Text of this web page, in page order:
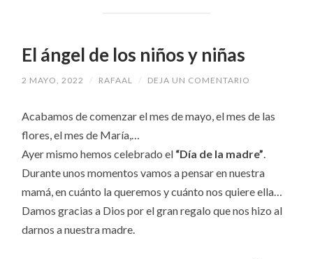
El ángel de los niños y niñas
2 MAYO, 2022 / RAFAAL / DEJA UN COMENTARIO
Acabamos de comenzar el mes de mayo, el mes de las
flores, el mes de María,…
Ayer mismo hemos celebrado el “Día de la madre”
Durante unos momentos vamos a pensar en nuestra
mamá, en cuánto la queremos y cuánto nos quiere ella…
Damos gracias a Dios por el gran regalo que nos hizo al
darnos a nuestra madre.